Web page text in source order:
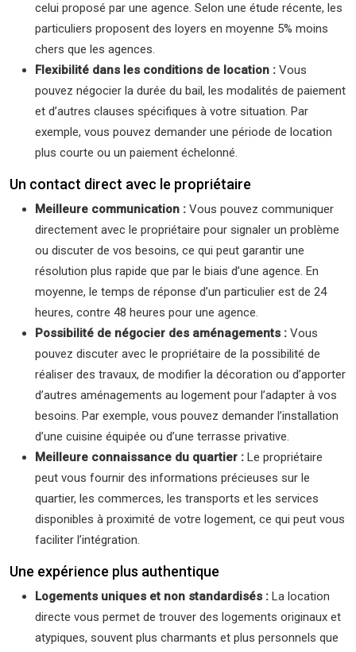
celui proposé par une agence. Selon une étude récente, les
particuliers proposent des loyers en moyenne 5% moins
chers que les agences.
Flexibilité dans les conditions de location : Vous
pouvez négocier la durée du bail, les modalités de paiement
et d’autres clauses spécifiques à votre situation. Par
exemple, vous pouvez demander une période de location
plus courte ou un paiement échelonné.
Un contact direct avec le propriétaire
Meilleure communication : Vous pouvez communiquer
directement avec le propriétaire pour signaler un problème
ou discuter de vos besoins, ce qui peut garantir une
résolution plus rapide que par le biais d’une agence. En
moyenne, le temps de réponse d’un particulier est de 24
heures, contre 48 heures pour une agence.
Possibilité de négocier des aménagements : Vous
pouvez discuter avec le propriétaire de la possibilité de
réaliser des travaux, de modifier la décoration ou d’apporter
d’autres aménagements au logement pour l’adapter à vos
besoins. Par exemple, vous pouvez demander l’installation
d’une cuisine équipée ou d’une terrasse privative.
Meilleure connaissance du quartier : Le propriétaire
peut vous fournir des informations précieuses sur le
quartier, les commerces, les transports et les services
disponibles à proximité de votre logement, ce qui peut vous
faciliter l’intégration.
Une expérience plus authentique
Logements uniques et non standardisés : La location
directe vous permet de trouver des logements originaux et
atypiques, souvent plus charmants et plus personnels que